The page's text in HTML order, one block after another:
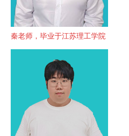
秦老师，毕业于江苏理工学院